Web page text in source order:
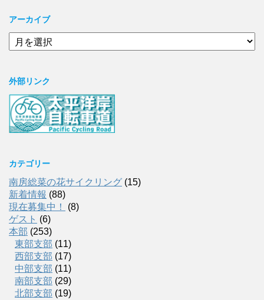
アーカイブ
ア
ー
ブ
外部リンク
カテゴリー
南房総菜の花サイクリング (15)
新着情報 (88)
現在募集中！
(8)
ゲスト (6)
本部 (253)
東部支部 (11)
西部支部 (17)
中部支部 (11)
南部支部 (29)
北部支部 (19)